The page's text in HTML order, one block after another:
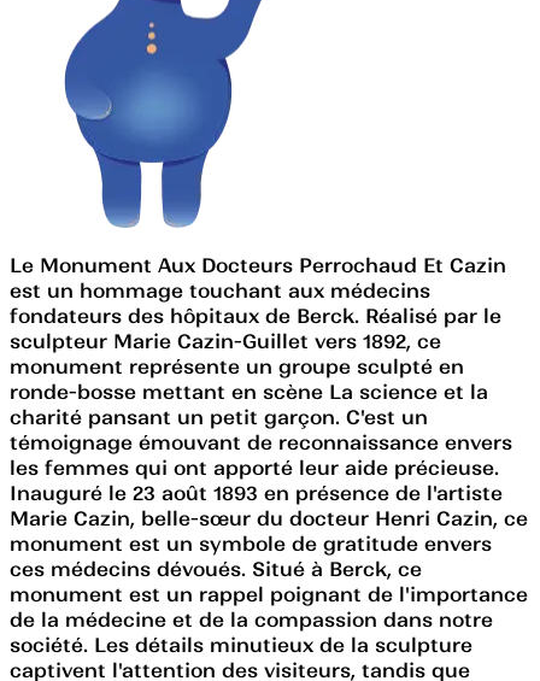
Le Monument Aux Docteurs Perrochaud Et Cazin
est un hommage touchant aux médecins
fondateurs des hôpitaux de Berck. Réalisé par le
sculpteur Marie Cazin-Guillet vers 1892, ce
monument représente un groupe sculpté en
ronde-bosse mettant en scène La science et la
charité pansant un petit garçon. C'est un
témoignage émouvant de reconnaissance envers
les femmes qui ont apporté leur aide précieuse.
Inauguré le 23 août 1893 en présence de l'artiste
Marie Cazin, belle-sœur du docteur Henri Cazin, ce
monument est un symbole de gratitude envers
ces médecins dévoués. Situé à Berck, ce
monument est un rappel poignant de l'importance
de la médecine et de la compassion dans notre
société. Les détails minutieux de la sculpture
captivent l'attention des visiteurs, tandis que